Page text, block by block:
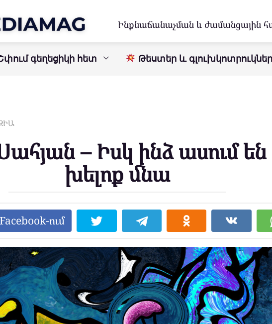
Ինքնաճանաչման և ժամանցային
գեղեցիկի հետ Թեստեր և գլուխկոտրուկներ
– Իսկ ինձ ասում
խելոք մնա
ում